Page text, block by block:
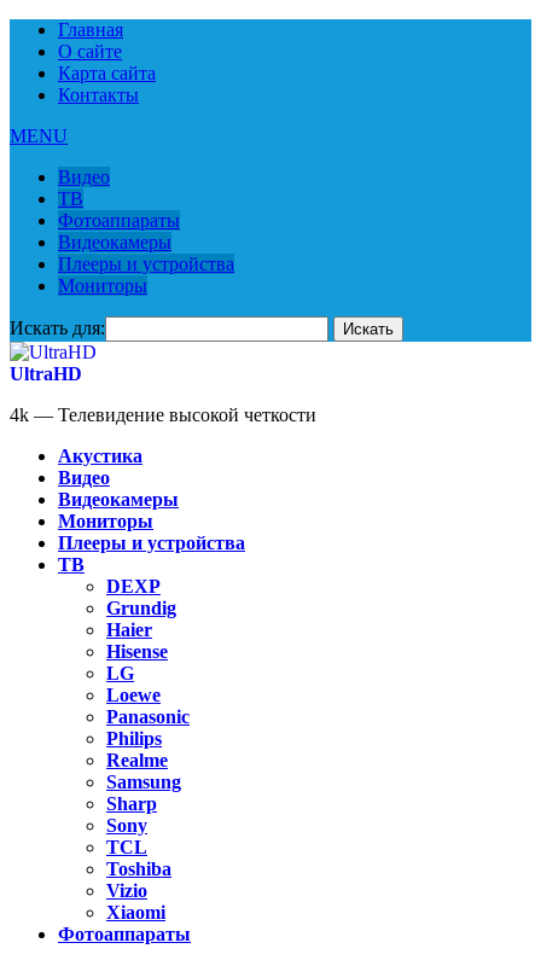
Главная
О сайте
Карта сайта
Контакты
MENU
Видео
ТВ
Фотоаппараты
Видеокамеры
Плееры и устройства
Мониторы
Искать для:
UltraHD
4k — Телевидение высокой четкости
Акустика
Видео
Видеокамеры
Мониторы
Плееры и устройства
ТВ
DEXP
Grundig
Haier
Hisense
LG
Loewe
Panasonic
Philips
Realme
Samsung
Sharp
Sony
TCL
Toshiba
Vizio
Xiaomi
Фотоаппараты